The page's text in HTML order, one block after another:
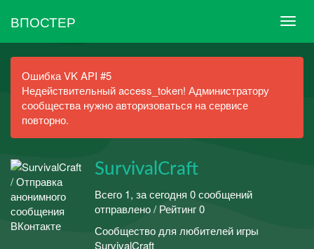
ВПОСТЕР
Ошибка VK API #5
Недействительный access_token! Администратору
сообщества нужно авторизоваться на сервисе
повторно.
SurvivalCraft
Всего 1, за сегодня 0 сообщений
отправлено / Рейтинг 0
Сообщество для любителей игры
SurvivalCraft